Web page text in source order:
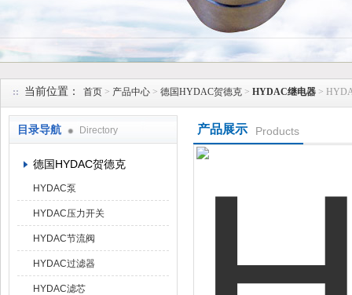
上海维特锐实业发展有限公司
当前位置： 首页 > 产品中心 > 德国HYDAC贺德克 > HYDAC继电器 >
目录导航 Directory
德国HYDAC贺德克
HYDAC泵
HYDAC压力开关
HYDAC节流阀
HYDAC过滤器
HYDAC滤芯
产品展示 Products